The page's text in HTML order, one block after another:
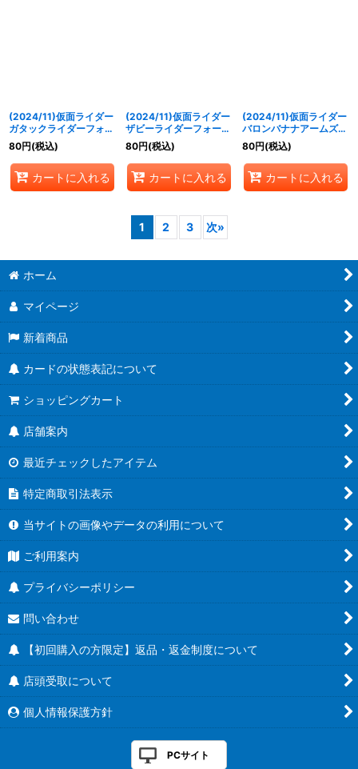
(2024/11)仮面ライダー
ガタックライダーフォー
ム[3]【C】{CB31-002}
《赤》
80円(税込)
カートに入れる
(2024/11)仮面ライダー
ザビーライダーフォーム
[2]【C】{CB31-003}
《赤》
80円(税込)
カートに入れる
(2024/11)仮面ライダー
バロンバナナアームズ
[2]【C】{CB31-004}
《赤》
80円(税込)
カートに入れる
1 2 3 次»
ホーム
マイページ
新着商品
カードの状態表記について
ショッピングカート
店舗案内
最近チェックしたアイテム
特定商取引法表示
当サイトの画像やデータの利用について
ご利用案内
プライバシーポリシー
問い合わせ
【初回購入の方限定】返品・返金制度について
店頭受取について
個人情報保護方針
PCサイト